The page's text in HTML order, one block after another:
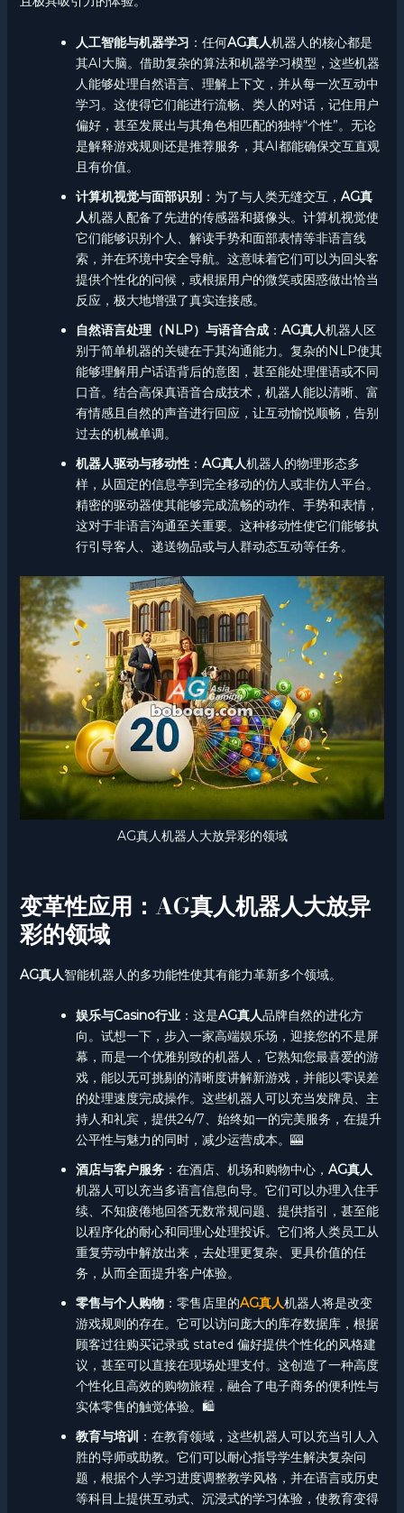
人工智能与机器学习 ：任何AG真人机器人的核心都是
其AI大脑。借助复杂的算法和机器学习模型，这些机器
人能够处理自然语言、理解上下文，并从每一次互动中
学习。这使得它们能进行流畅、类人的对话，记住用户
偏好，甚至发展出与其角色相匹配的独特“个性”。无论
是解释游戏规则还是推荐服务，其AI都能确保交互直观
且有价值。
计算机视觉与面部识别：为了与人类无缝交互， AG真
人机器人配备了先进的传感器和摄像头。计算机视觉使
它们能够识别个人、解读手势和面部表情等非语言线
索，并在环境中安全导航。这意味着它们可以为回头客
提供个性化的问候，或根据用户的微笑或困惑做出恰当
反应，极大地增强了真实连接感。
自然语言处理（NLP）与语音合成： AG真人机器人区
别于简单机器的关键在于其沟通能力。复杂的NLP使其
能够理解用户话语背后的意图，甚至能处理俚语或不同
口音。结合高保真语音合成技术，机器人能以清晰、富
有情感且自然的声音进行回应，让互动愉悦顺畅，告别
过去的机械单调。
机器人驱动与移动性： AG真人机器人的物理形态多
样，从固定的信息亭到完全移动的仿人或非仿人平台。
精密的驱动器使其能够完成流畅的动作、手势和表情，
这对于非语言沟通至关重要。这种移动性使它们能够执
行引导客人、递送物品或与人群动态互动等任务。
AG真人机器人大放异彩的领域
变革性应用：AG真人机器人大放异
彩的领域
AG真人智能机器人的多功能性使其有能力革新多个领域。
娱乐与Casino行业：这是AG真人品牌自然的进化方
向。试想一下，步入一家高端娱乐场，迎接您的不是屏
幕，而是一个优雅别致的机器人，它熟知您最喜爱的游
戏，能以无可挑剔的清晰度讲解新游戏，并能以零误差
的处理速度完成操作。这些机器人可以充当发牌员、主
持人和礼宾，提供24/7、始终如一的完美服务，在提升
公平性与魅力的同时，减少运营成本。🎰
酒店与客户服务：在酒店、机场和购物中心， AG真人
机器人可以充当多语言信息向导。它们可以办理入住手
续、不知疲倦地回答无数常规问题、提供指引，甚至能
以程序化的耐心和同理心处理投诉。它们将人类员工从
重复劳动中解放出来，去处理更复杂、更具价值的任
务，从而全面提升客户体验。
零售与个人购物：零售店里的AG真人机器人将是改变
游戏规则的存在。它可以访问庞大的库存数据库，根据
顾客过往购买记录或 stated 偏好提供个性化的风格建
议，甚至可以直接在现场处理支付。这创造了一种高度
个性化且高效的购物旅程，融合了电子商务的便利性与
实体零售的触觉体验。🛍️
教育与培训 ：在教育领域，这些机器人可以充当引人入
胜的导师或助教。它们可以耐心指导学生解决复杂问
题，根据个人学习进度调整教学风格，并在语言或历史
等科目上提供互动式、沉浸式的学习体验，使教育变得